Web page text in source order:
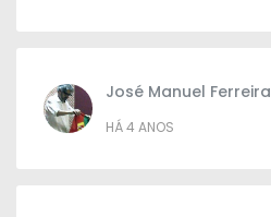
José Manuel Ferreira
HÁ 4 ANOS